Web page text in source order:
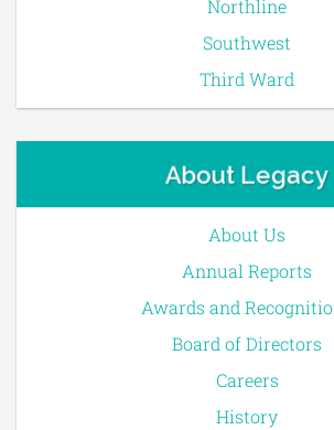
Northline
Southwest
Third Ward
About Legacy
About Us
Annual Reports
Awards and
Board of Directors
Careers
History